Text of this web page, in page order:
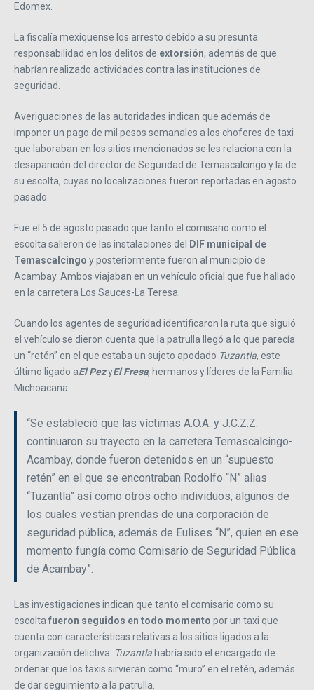
Edomex.
La fiscalía mexiquense los arresto debido a su presunta
responsabilidad en los delitos de extorsión, además de que
habrían realizado actividades contra las instituciones de
seguridad.
Averiguaciones de las autoridades indican que además de
imponer un pago de mil pesos semanales a los choferes de taxi
que laboraban en los sitios mencionados se les relaciona con la
desaparición del director de Seguridad de Temascalcingo y la de
su escolta, cuyas no localizaciones fueron reportadas en agosto
pasado.
Fue el 5 de agosto pasado que tanto el comisario como el
escolta salieron de las instalaciones del
DIF municipal de
Temascalcingo y posteriormente fueron al municipio de
Acambay. Ambos viajaban en un vehículo oficial que fue hallado
en la carretera Los Sauces-La Teresa.
Cuando los agentes de seguridad identificaron la ruta que siguió
el vehículo se dieron cuenta que la patrulla llegó a lo que parecía
un “retén” en el que estaba un sujeto apodado Tuzantla, este
último ligado aEl PezyEl Fresa, hermanos y líderes de la Familia
Michoacana.
“Se estableció que las víctimas A.O.A. y J.C.Z.Z.
continuaron su trayecto en la carretera Temascalcingo-
Acambay, donde fueron detenidos en un “supuesto
retén” en el que se encontraban Rodolfo “N” alias
“Tuzantla” así como otros ocho individuos, algunos de
los cuales vestían prendas de una corporación de
seguridad pública, además de Eulises “N”, quien en ese
momento fungía como Comisario de Seguridad Pública
de Acambay”.
Las investigaciones indican que tanto el comisario como su
escolta fueron seguidos en todo momento por un taxi que
cuenta con características relativas a los sitios ligados a la
organización delictiva. Tuzantla habría sido el encargado de
ordenar que los taxis sirvieran como “muro” en el retén, además
de dar seguimiento a la patrulla.